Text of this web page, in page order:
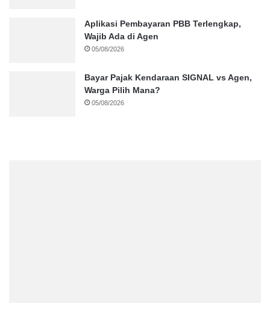
Aplikasi Pembayaran PBB Terlengkap,
Wajib Ada di Agen
05/08/2026
Bayar Pajak Kendaraan SIGNAL vs Agen,
Warga Pilih Mana?
05/08/2026